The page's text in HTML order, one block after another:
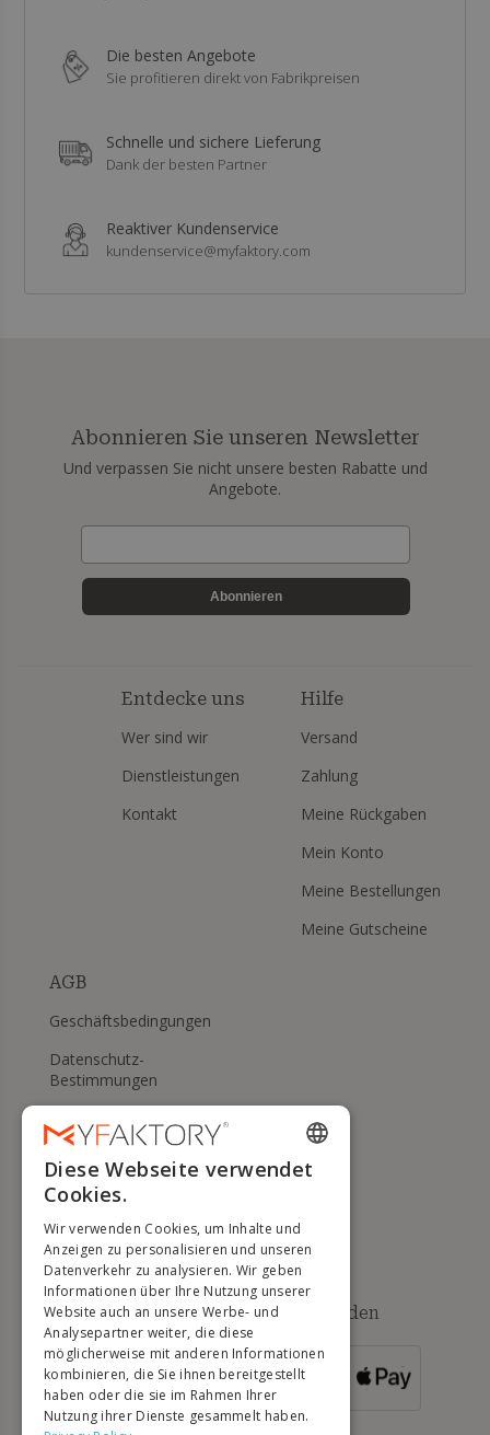
Die besten Angebote
Sie profitieren direkt von Fabrikpreisen
Schnelle und sichere Lieferung
Dank der besten Partner
Reaktiver Kundenservice
kundenservice@myfaktory.com
Abonnieren Sie unseren Newsletter
Und verpassen Sie nicht unsere besten Rabatte und
Angebote.
Abonnieren
Entdecke uns
Wer sind wir
Dienstleistungen
Kontakt
Hilfe
Versand
Zahlung
Meine Rückgaben
Mein Konto
Meine Bestellungen
Meine Gutscheine
AGB
Geschäftsbedingungen
Datenschutz-
Bestimmungen
Meine Cookies verwalten
RÜCKGABERECHT
Verfügbare Zahlungsmethoden
FÜR
BESTELLUNGEN
ÜBER 500 €
ENGLISH
DUTCH
GERMAN
PORTUGUESE
SPANISH
Diese Webseite verwendet
Cookies.
Wir verwenden Cookies, um Inhalte und
Anzeigen zu personalisieren und unseren
Datenverkehr zu analysieren. Wir geben
Informationen über Ihre Nutzung unserer
Website auch an unsere Werbe- und
Analysepartner weiter, die diese
möglicherweise mit anderen Informationen
kombinieren, die Sie ihnen bereitgestellt
haben oder die sie im Rahmen Ihrer
Nutzung ihrer Dienste gesammelt haben.